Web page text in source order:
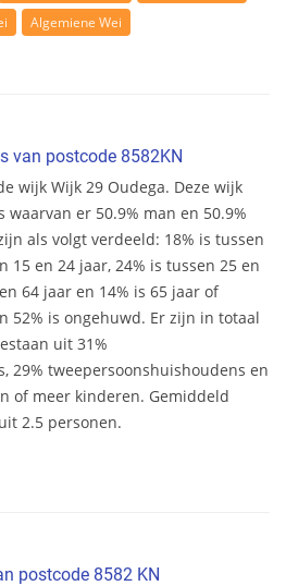
Algemiene Wei
van postcode 8582KN
wijk Wijk 29 Oudega. Deze wijk
er 50.9% man en 50.9%
als volgt verdeeld: 18% is tussen
15 en 24 jaar, 24% is tussen 25 en
64 jaar en 14% is 65 jaar of
52% is ongehuwd. Er zijn in totaal
uit 31%
29% tweepersoonshuishoudens en
of meer kinderen. Gemiddeld
2.5 personen.
postcode 8582 KN